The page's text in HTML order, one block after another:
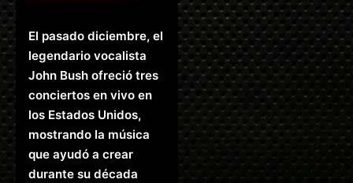
El pasado diciembre, el
legendario vocalista
John Bush ofreció tres
conciertos en vivo en
los Estados Unidos,
mostrando la música
que ayudó a crear
durante su década